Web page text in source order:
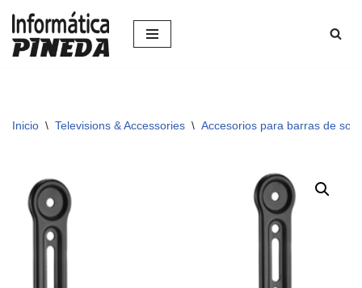
Saltar
Inicio \ Televisions & Accessories \ Accesorios para barras de